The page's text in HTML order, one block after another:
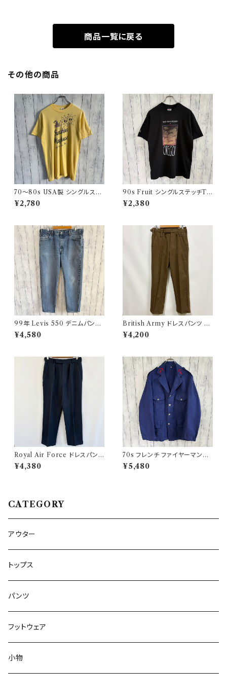
商品一覧に戻る
その他の商品
70〜80s USA製 シングルステ
ッチT ヴィンテージTシャツ
¥2,780
90s Fruit シングルステッチTシ
ャツ プリントT
¥2,380
99年 Levis 550 デニムパンツ
ワイドデニム リーバイス ヴィン
テージ 21
¥4,580
British Army ドレスパンツ イ
ギリス軍 スラックス ミリタリー
パンツ ウールパンツ2
¥4,200
Royal Air Force ドレスパンツ
イギリス軍 スラックス ミリタリ
ーパンツ 8
¥4,380
70s フレンチ ファイヤーマンジ
ャケット ワークジャケット ヴィン
テージ
¥5,480
CATEGORY
アウター
トップス
パンツ
フットウェア
小物